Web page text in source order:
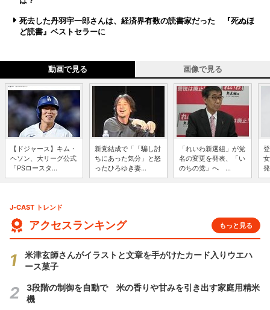
死去した丹羽宇一郎さんは、経済界有数の読書家だった 『死ぬほ
ど読書』ベストセラーに
動画で見る 画像で見る
【ドジャース】キム・
ヘソン、大リーグ公式
「PSロースタ...
新党結成で「「騙し討
ちにあった気分」と怒
ったひろゆき妻...
「れいわ新選組」が党
名の変更を発表、「い
のちの党」へ ...
J-CAST トレンド
アクセスランキング もっと見る
米津玄師さんがイラストと文章を手がけたカード入りウエハ
ース菓子
3段階の制御を自動で 米の香りや甘みを引き出す家庭用精米
機